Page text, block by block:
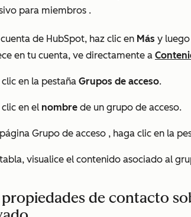
para miembros .
de HubSpot, haz clic en Más y
en tu cuenta, ve directamente a
clic en la pestaña Grupos de acceso.
en el nombre de un grupo de acceso.
Grupo de acceso , haga clic en la
visualice el contenido asociado al
propiedades de contacto